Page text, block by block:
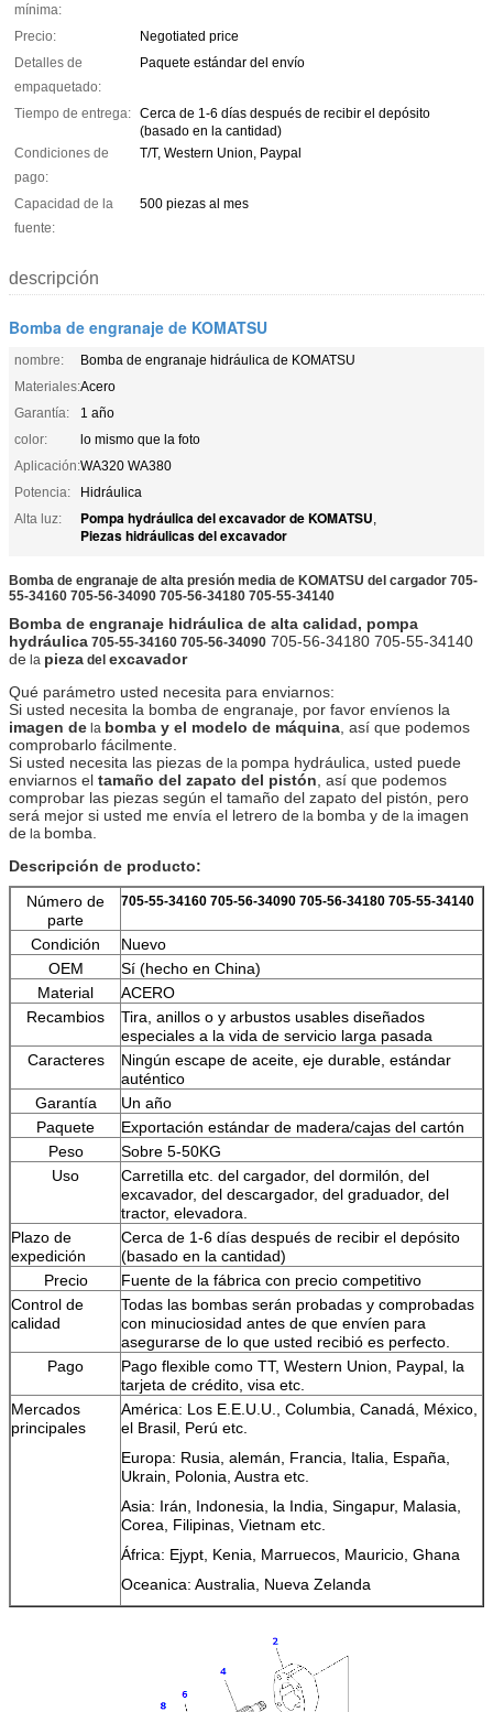
mínima:
Precio:
Negotiated price
Detalles de
empaquetado:
Paquete estándar del envío
Tiempo de entrega: Cerca de 1-6 días después de recibir el depósito
(basado en la cantidad)
Condiciones de
pago:
T/T, Western Union, Paypal
Capacidad de la
fuente:
500 piezas al mes
descripción
Bomba de engranaje de KOMATSU
nombre:
Bomba de engranaje hidráulica de KOMATSU
Materiales:Acero
Garantía:
1 año
color:
lo mismo que la foto
Aplicación:WA320 WA380
Potencia:
Hidráulica
Alta luz:
Pompa hydráulica del excavador de KOMATSU,
Piezas hidráulicas del excavador
Bomba de engranaje de alta presión media de KOMATSU del cargador 705-
55-34160 705-56-34090 705-56-34180 705-55-34140
Bomba de engranaje hidráulica de alta calidad, pompa
hydráulica 705-55-34160 705-56-34090 705-56-34180 705-55-34140
de la pieza del excavador
Qué parámetro usted necesita para enviarnos:
Si usted necesita la bomba de engranaje, por favor envíenos la
imagen de la bomba y el modelo de máquina , así que podemos
comprobarlo fácilmente.
Si usted necesita las piezas de la pompa hydráulica, usted puede
enviarnos el tamaño del zapato del pistón , así que podemos
comprobar las piezas según el tamaño del zapato del pistón, pero
será mejor si usted me envía el letrero de la bomba y de la imagen
de la bomba.
Descripción de producto:
Número de
parte
705-55-34160 705-56-34090 705-56-34180 705-55-34140
Condición
Nuevo
OEM
Sí (hecho en China)
Material
ACERO
Recambios
Tira, anillos o y arbustos usables diseñados
especiales a la vida de servicio larga pasada
Caracteres
Ningún escape de aceite, eje durable, estándar
auténtico
Garantía
Un año
Paquete
Exportación estándar de madera/cajas del cartón
Peso
Sobre 5-50KG
Uso
Carretilla etc. del cargador, del dormilón, del
excavador, del descargador, del graduador, del
tractor, elevadora.
Plazo de
expedición
Cerca de 1-6 días después de recibir el depósito
(basado en la cantidad)
Precio
Fuente de la fábrica con precio competitivo
Control de
calidad
Todas las bombas serán probadas y comprobadas
con minuciosidad antes de que envíen para
asegurarse de lo que usted recibió es perfecto.
Pago
Pago flexible como TT, Western Union, Paypal, la
tarjeta de crédito, visa etc.
Mercados
principales
América: Los E.E.U.U., Columbia, Canadá, México,
el Brasil, Perú etc.
Europa: Rusia, alemán, Francia, Italia, España,
Ukrain, Polonia, Austra etc.
Asia: Irán, Indonesia, la India, Singapur, Malasia,
Corea, Filipinas, Vietnam etc.
África: Ejypt, Kenia, Marruecos, Mauricio, Ghana
Oceanica: Australia, Nueva Zelanda